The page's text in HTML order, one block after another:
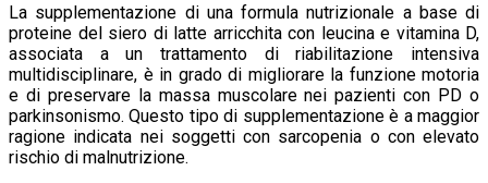
La supplementazione di una formula nutrizionale a base di
proteine del siero di latte arricchita con leucina e vitamina D,
associata a un trattamento di riabilitazione intensiva
multidisciplinare, è in grado di migliorare la funzione motoria
e di preservare la massa muscolare nei pazienti con PD o
parkinsonismo. Questo tipo di supplementazione è a maggior
ragione indicata nei soggetti con sarcopenia o con elevato
rischio di malnutrizione.